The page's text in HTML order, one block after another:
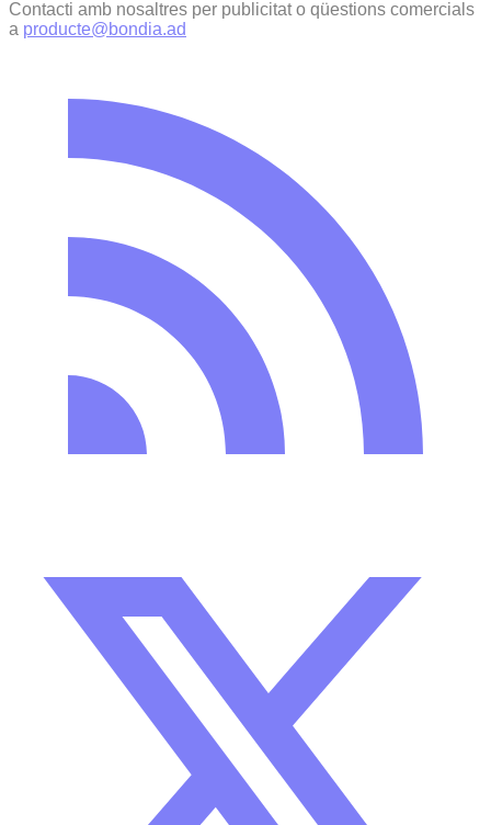
Contacti amb nosaltres per publicitat o qüestions comercials
a producte@bondia.ad